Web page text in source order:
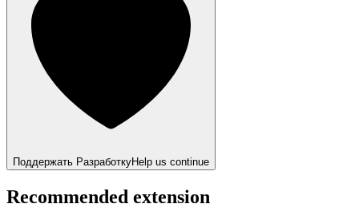
Поддержать РазработкуHelp us continue
Recommended extension